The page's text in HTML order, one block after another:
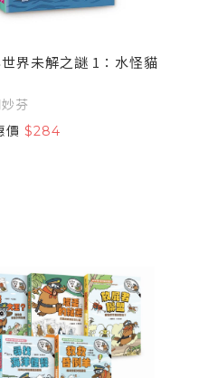
界未解之謎 1：水怪貓
胡妙芬
價 $284